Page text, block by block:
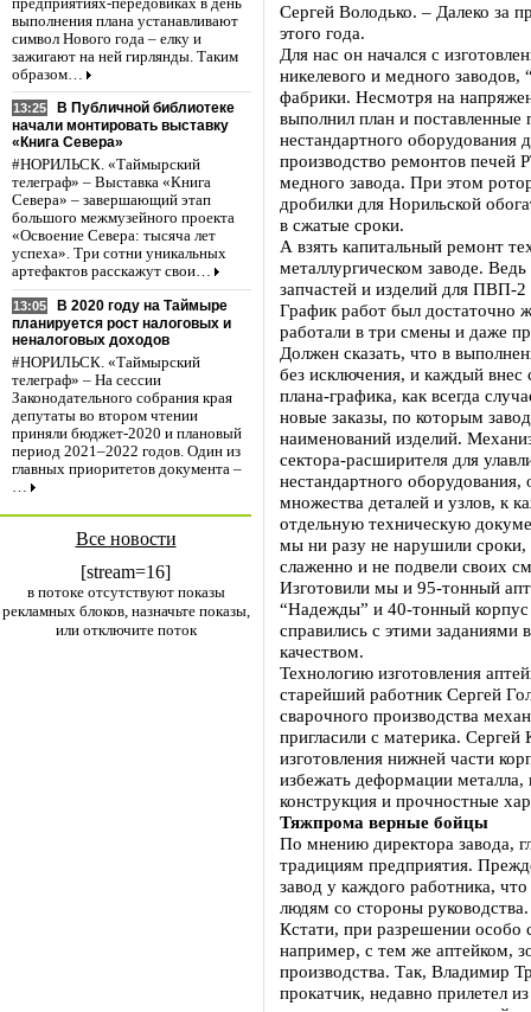
выполнения плана устанавливают
символ Нового года – елку и
зажигают на ней гирлянды. Таким
образом…
13:25
В Публичной библиотеке
начали монтировать выставку
«Книга Севера»
#НОРИЛЬСК. «Таймырский
телеграф» – Выставка «Книга
Севера» – завершающий этап
большого межмузейного проекта
«Освоение Севера: тысяча лет
успеха». Три сотни уникальных
артефактов расскажут свои…
13:05
В 2020 году на Таймыре
планируется рост налоговых и
неналоговых доходов
#НОРИЛЬСК. «Таймырский
телеграф» – На сессии
Законодательного собрания края
депутаты во втором чтении
приняли бюджет-2020 и плановый
период 2021–2022 годов. Один из
главных приоритетов документа –
…
Все новости
[stream=16]
в потоке отсутствуют показы
рекламных блоков, назначьте показы,
или отключите поток
Сергей Володько. – Далеко за
этого года.
Для нас он начался с
никелевого и медного
фабрики. Несмотря на
выполнил план и поставленные
нестандартного оборудования
производство ремонтов
медного завода. При этом
дробилки для Норильской
в сжатые сроки.
А взять капитальный ремонт
металлургическом заводе.
запчастей и изделий для ПВП-2
График работ был достаточно
работали в три смены и даже
Должен сказать, что в
без исключения, и каждый
плана-графика, как всегда
новые заказы, по которым
наименований изделий.
сектора-расширителя для
нестандартного
множества деталей и узлов, к
отдельную техническую
мы ни разу не нарушили сроки,
слаженно и не подвели своих
Изготовили мы и 95-тонный
“Надежды” и 40-тонный
справились с этими
качеством.
Технологию изготовления
старейший работник Сергей
сварочного производства
пригласили с материка.
изготовления нижней части
избежать деформации металла,
конструкция и прочностные
Тяжпрома верные бойцы
По мнению директора завода,
традициям предприятия.
завод у каждого работника,
людям со стороны руководства.
Кстати, при разрешении особо
например, с тем же аптейком,
производства. Так, Владимир
прокатчик, недавно прилетел